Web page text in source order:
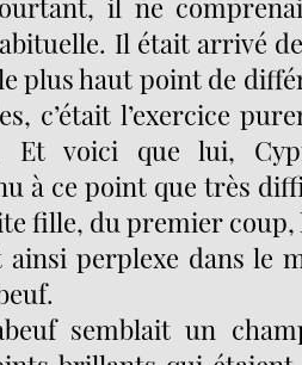
Il était arrivé
plus haut point de
c’était l’exercice
Et voici que lui,
à ce point que très
fille, du premier coup,
ainsi perplexe dans le
semblait un